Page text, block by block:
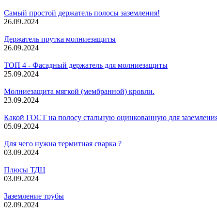
Самый простой держатель полосы заземления!
26.09.2024
Держатель прутка молниезащиты
26.09.2024
ТОП 4 - Фасадный держатель для молниезащиты
25.09.2024
Молниезащита мягкой (мембранной) кровли.
23.09.2024
Какой ГОСТ на полосу стальную оцинкованную для
05.09.2024
Для чего нужна термитная сварка ?
03.09.2024
Плюсы ТДЦ
03.09.2024
Заземление трубы
02.09.2024